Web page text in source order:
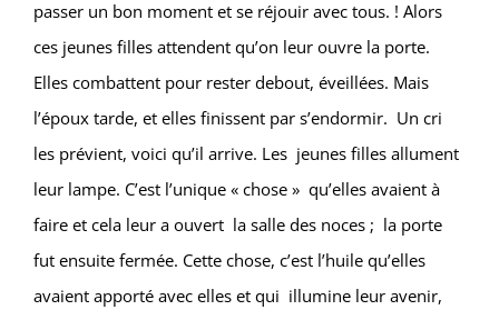
passer un bon moment et se réjouir avec tous. ! Alors
ces jeunes filles attendent qu’on leur ouvre la porte.
Elles combattent pour rester debout, éveillées. Mais
l’époux tarde, et elles finissent par s’endormir. Un cri
les prévient, voici qu’il arrive. Les jeunes filles allument
leur lampe. C’est l’unique « chose » qu’elles avaient à
faire et cela leur a ouvert la salle des noces ; la porte
fut ensuite fermée. Cette chose, c’est l’huile qu’elles
avaient apporté avec elles et qui illumine leur avenir,